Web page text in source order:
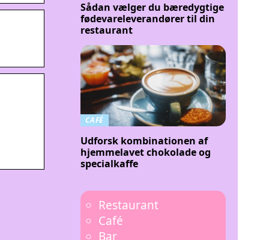
Sådan vælger du bæredygtige
fødevareleverandører til din
restaurant
CAFÉ
Udforsk kombinationen af
hjemmelavet chokolade og
specialkaffe
Restaurant
Café
Bar